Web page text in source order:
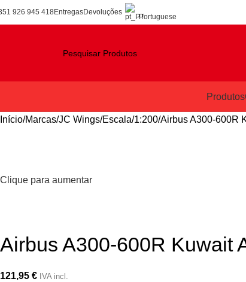
926 945 418EntregasDevoluções
Portuguese
Produtos
Início Marcas JC Wings Escala 1:200 Airbus A300-600R
Clique para aumentar
Airbus A300-600R Kuwait
121,95 € IVA incl.